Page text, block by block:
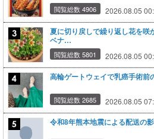
閲覧総数 4906 2026.08.05
夏に切り戻しで繰り返し花を
ベナ…
閲覧総数 5801 2026.08.05
高輪ゲートウェイで乳癌手術前
閲覧総数 2685 2026.08.05
令和8年熊本地震による配送の